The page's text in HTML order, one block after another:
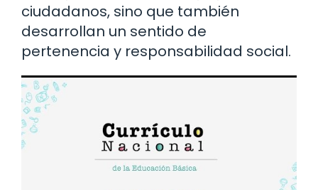
ciudadanos, sino que también
desarrollan un sentido de
pertenencia y responsabilidad social.